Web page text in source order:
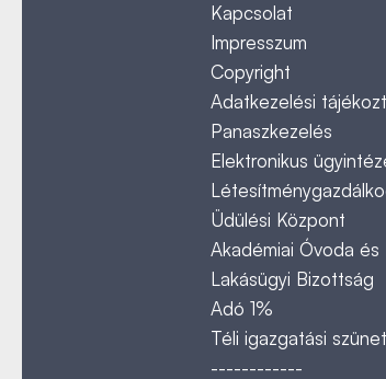
Kapcsolat
Impresszum
Copyright
Adatkezelési
Panaszkezelés
Elektronikus
Üdülési Központ
Akadémiai Óvoda
Lakásügyi Bizottság
Adó 1%
Téli igazgatási szünet
------------